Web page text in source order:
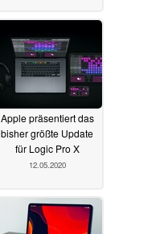
Apple präsentiert das
bisher größte Update
für Logic Pro X
12.05.2020